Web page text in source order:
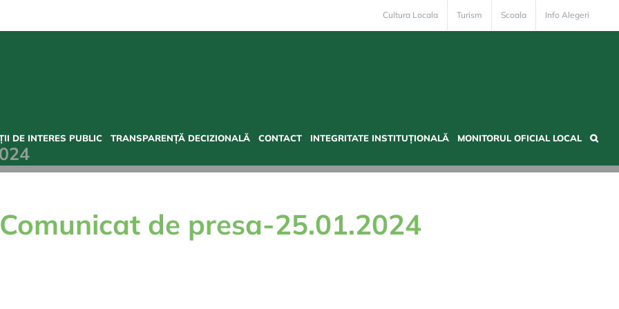
Cultura Locala Turism Scoala Info Alegeri
DE INTERES PUBLIC TRANSPARENȚĂ DECIZIONALĂ CONTACT INTEGRITATE INSTITUȚIONALĂ MONITORUL OFICIAL LOCAL
Comunicat de presa-25.01.2024